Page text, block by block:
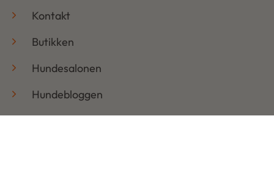
Kontakt
Butikken
Hundesalonen
Hundebloggen